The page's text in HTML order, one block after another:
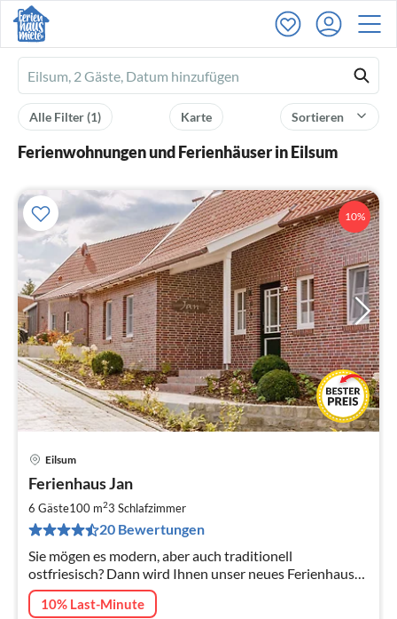
Ferienhausmiete
logo
Sortieren
Karte
Alle Filter(1)
Ferienwohnungen und Ferienhäuser in Eilsum
10%
Eilsum
Ferienhaus Jan
6 Gäste100 m23 Schlafzimmer
20 Bewertungen
Sie mögen es modern, aber auch traditionell
ostfriesisch? Dann wird Ihnen unser neues Ferienhaus
Jan, welches direkt gegenüber dem alten Greetsieler
Sieltief liegt, gefallen.
10% Last-Minute